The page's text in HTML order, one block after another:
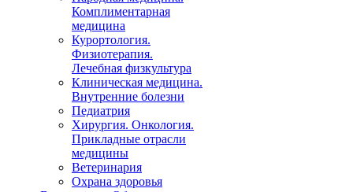
Комплиментарная
медицина
Курортология.
Физиотерапия.
Лечебная физкультура
Клиническая медицина.
Внутренние болезни
Педиатрия
Хирургия. Онкология.
Прикладные отрасли
медицины
Ветеринария
Охрана здоровья